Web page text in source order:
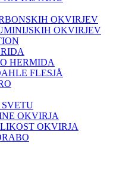
OKVIRJEV
OKVIRJEV
HERMIDA
FLESJÅ
SVETU
OKVIRJA
OKVIRJA